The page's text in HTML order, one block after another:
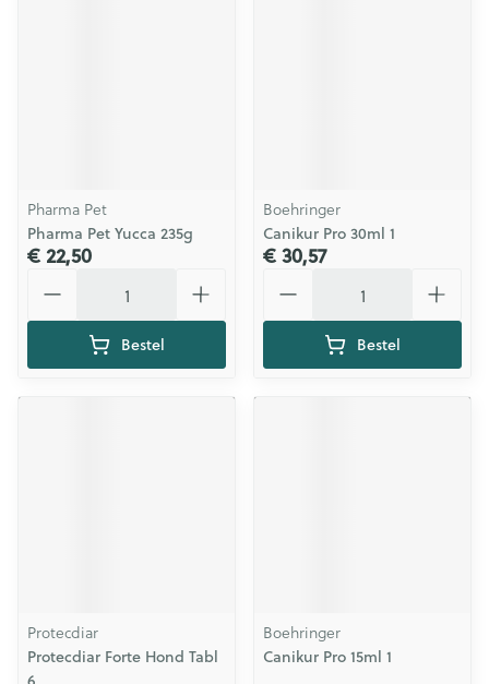
Pharma Pet
Pharma Pet Yucca 235g
€ 22,50
Bestel
Boehringer
Canikur Pro 30ml 1
€ 30,57
Bestel
Protecdiar
Protecdiar Forte Hond Tabl
Boehringer
Canikur Pro 15ml 1